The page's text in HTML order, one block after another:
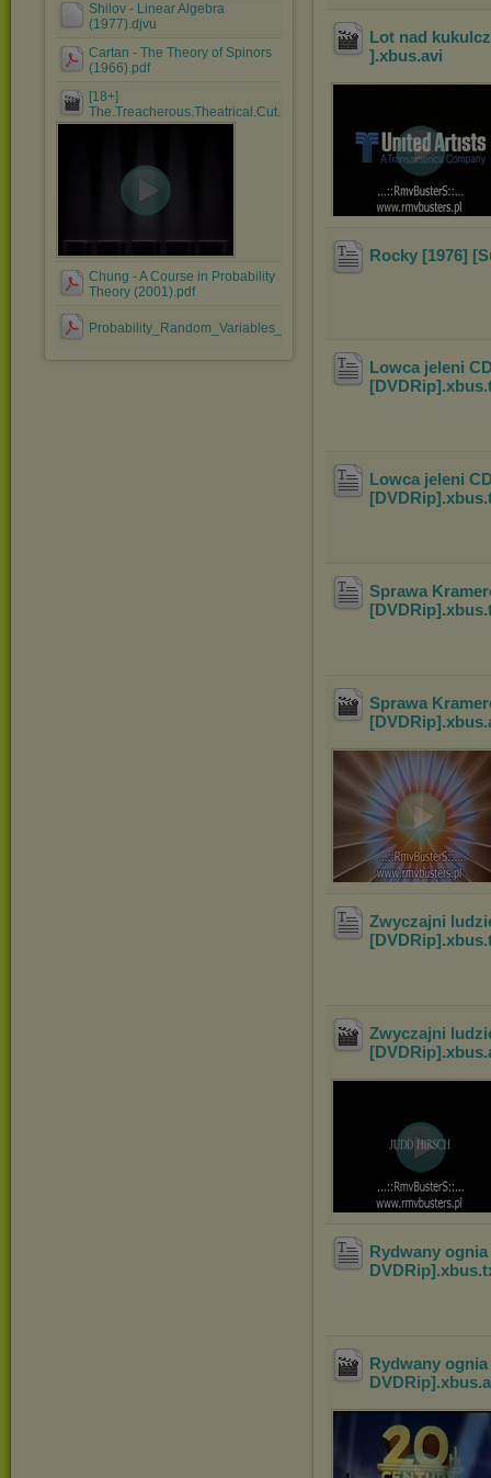
Shilov - Linear Algebra
(1977).djvu
Cartan - The Theory of Spinors
(1966).pdf
[18+]
The.Treacherous.Theatrical.Cut.2015.Korean.DVDRi....mkv
Chung - A Course in Probability
Theory (2001).pdf
Probability_Random_Variables_and_Stochastic_Processes-....pdf
Lot nad
].xbus.avi
Rocky [1976]
Lowca jeleni
[DVDRip].xbus
Lowca jeleni
[DVDRip].xbus
Sprawa
[DVDRip].xbus
Sprawa
[DVDRip].xbus
Zwyczajni
[DVDRip].xbus
Zwyczajni
[DVDRip].xbus
Rydwany
DVDRip].xbus
Rydwany
DVDRip].xbus